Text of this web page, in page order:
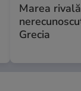
Marea
Grecia